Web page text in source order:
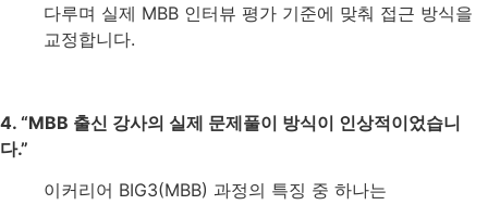
다루며 실제 MBB 인터뷰 평가 기준에 맞춰 접근 방식을
교정합니다.
4. “MBB 출신 강사의 실제 문제풀이 방식이 인상적이었습니
다.”
이커리어 BIG3(MBB) 과정의 특징 중 하나는